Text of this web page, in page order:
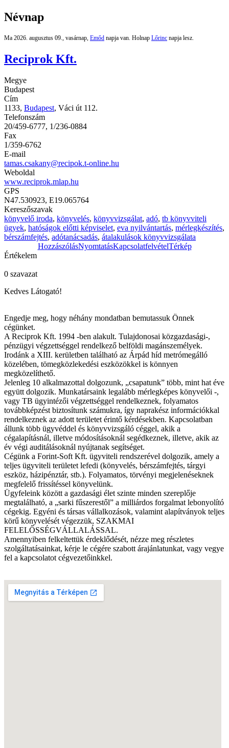
Névnap
Ma 2026. augusztus 09., vasárnap, Emőd napja van. Holnap Lőrinc napja lesz.
Reciprok Kft.
Megye
Budapest
Cím
1133, Budapest, Váci út 112.
Telefonszám
20/459-6777, 1/236-0884
Fax
1/359-6762
E-mail
tamas.csakany@recipok.t-online.hu
Weboldal
www.reciprok.mlap.hu
GPS
N47.530923, E19.065764
Kereszőszavak
könyvelő iroda, könyvelés, könyvvizsgálat, adó, tb könyvviteli
ügyek, hatóságok előtti képviselet, eva nyilvántartás, mérlegkészítés,
bérszámfejtés, adótanácsadás, átalakulások könyvvizsgálata
HozzászólásNyomtatásKapcsolatfelvételTérkép
Értékelem
0 szavazat
Kedves Látogató!
Engedje meg, hogy néhány mondatban bemutassuk Önnek
cégünket.
AReciprok Kft. 1994 -ben alakult. Tulajdonosai közgazdasági-,
pénzügyi végzettséggel rendelkező belföldi magánszemélyek.
Irodánk a XIII. kerületben található az Árpád híd metrómegálló
közelében, tömegközlekedési eszközökkel is könnyen
megközelíthető.
Jelenleg 10 alkalmazottal dolgozunk, „csapatunk” több, mint hatéve
együtt dolgozik. Munkatársaink legalább mérlegképes könyvelői -,
vagy TB ügyintézői végzettséggel rendelkeznek, folyamatos
továbbképzést biztosítunk számukra, így naprakész információkkal
rendelkeznek az adott területet érintő kérdésekben. Kapcsolatban
állunk több ügyvéddel és könyvvizsgáló céggel, akik a
cégalapításnál, illetve módosításoknál segédkeznek, illetve, akik az
év végi auditálásoknál nyújtanak segítséget.
Cégünk a Forint-Soft Kft. ügyviteli rendszerével dolgozik, amely a
teljes ügyviteli területet lefedi (könyvelés, bérszámfejtés, tárgyi
eszköz, házipénztár, stb.). Folyamatos, törvényi megjelenéseknek
megfelelő frissítéssel könyvelünk.
Ügyfeleink közötta gazdasági élet szinte minden szereplője
megtalálható, a „sarki fűszerestől” a milliárdos forgalmat lebonyolító
cégekig. Egyéni és társas vállalkozások, valamint alapítványok teljes
körű könyvelését végezzük, SZAKMAI
FELELŐSSÉGVÁLLALÁSSAL.
Amennyiben felkeltettük érdeklődését, nézze meg részletes
szolgáltatásainkat, kérje le cégére szabott árajánlatunkat, vagy vegye
fel a kapcsolatot cégvezetőinkkel.